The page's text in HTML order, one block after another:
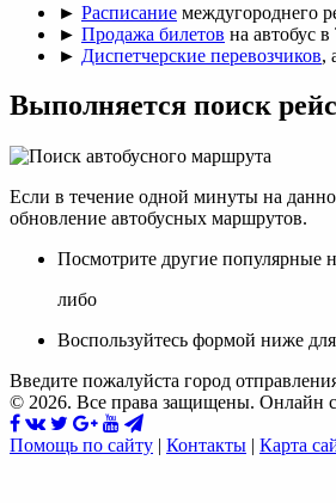
► Расписание междугороднего
► Продажа билетов на автобус
► Диспетчерские перевозчиков,
Выполняется поиск
Если в течение одной минуты на
обновление автобусных маршрутов.
Посмотрите другие популярные
либо
Воспользуйтесь формой ниже
Введите пожалуйста город
© 2026. Все права защищены. Онлайн
Помощь по сайту | Контакты | Карта